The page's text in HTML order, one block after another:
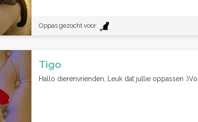
Oppas gezocht voor:
Tigo
Hallo dierenvrienden, Leuk dat jullie oppassen